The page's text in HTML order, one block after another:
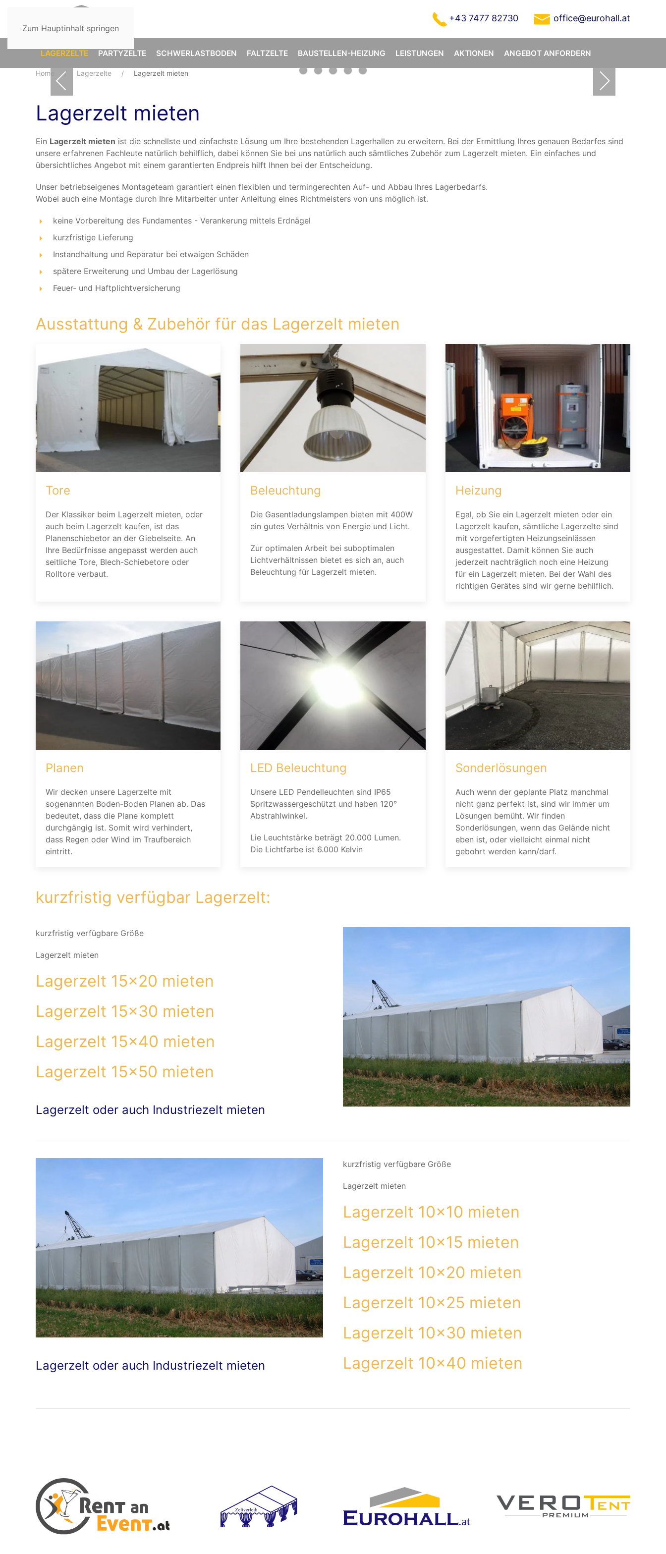
Zum Hauptinhalt springen
+43 7477 82730 office@eurohall.at
LAGERZELTE PARTYZELTE SCHWERLASTBODEN FALTZELTE BAUSTELLEN-HEIZUNG LEISTUNGEN AKTIONEN ANGEBOT ANFORDERN
Home Lagerzelte Lagerzelt mieten Lagerzelt mieten
Lagzelt Lademoeglichkeit
Lagerzelt Blechschiebetor
Lagerzelt
Lagerzelt mieten
Ein Lagerzelt mieten ist die schnellste und einfachste Lösung um Ihre bestehenden Lagerhallen zu erweitern. Bei der Ermittlung Ihres genauen Bedarfes sind
unsere erfahrenen Fachleute natürlich behilflich, dabei können Sie bei uns natürlich auch sämtliches Zubehör zum Lagerzelt mieten. Ein einfaches und
übersichtliches Angebot mit einem garantierten Endpreis hilft Ihnen bei der Entscheidung.
Unser betriebseigenes Montageteam garantiert einen flexiblen und termingerechten Auf- und Abbau Ihres Lagerbedarfs.
Wobei auch eine Montage durch Ihre Mitarbeiter unter Anleitung eines Richtmeisters von uns möglich ist.
keine Vorbereitung des Fundamentes - Verankerung mittels Erdnägel
kurzfristige Lieferung
Instandhaltung und Reparatur bei etwaigen Schäden
spätere Erweiterung und Umbau der Lagerlösung
Feuer- und Haftplichtversicherung
Ausstattung & Zubehör für das Lagerzelt mieten
Tore
Der Klassiker beim Lagerzelt mieten, oder
auch beim Lagerzelt kaufen, ist das
Planenschiebetor an der Giebelseite. An
Ihre Bedürfnisse angepasst werden auch
seitliche Tore, Blech-Schiebetore oder
Rolltore verbaut.
Beleuchtung
Die Gasentladungslampen bieten mit 400W
ein gutes Verhältnis von Energie und Licht.
Zur optimalen Arbeit bei suboptimalen
Lichtverhältnissen bietet es sich an, auch
Beleuchtung für Lagerzelt mieten.
Heizung
Egal, ob Sie ein Lagerzelt mieten oder ein
Lagerzelt kaufen, sämtliche Lagerzelte sind
mit vorgefertigten Heizungseinlässen
ausgestattet. Damit können Sie auch
jederzeit nachträglich noch eine Heizung
für ein Lagerzelt mieten. Bei der Wahl des
richtigen Gerätes sind wir gerne behilflich.
Planen
Wir decken unsere Lagerzelte mit
sogenannten Boden-Boden Planen ab. Das
bedeutet, dass die Plane komplett
durchgängig ist. Somit wird verhindert,
dass Regen oder Wind im Traufbereich
eintritt.
LED Beleuchtung
Unsere LED Pendelleuchten sind IP65
Spritzwassergeschützt und haben 120°
Abstrahlwinkel.
Lie Leuchtstärke beträgt 20.000 Lumen.
Die Lichtfarbe ist 6.000 Kelvin
Sonderlösungen
Auch wenn der geplante Platz manchmal
nicht ganz perfekt ist, sind wir immer um
Lösungen bemüht. Wir finden
Sonderlösungen, wenn das Gelände nicht
eben ist, oder vielleicht einmal nicht
gebohrt werden kann/darf.
kurzfristig verfügbar Lagerzelt:
kurzfristig verfügbare Größe
Lagerzelt mieten
Lagerzelt 15x20 mieten
Lagerzelt 15x30 mieten
Lagerzelt 15x40 mieten
Lagerzelt 15x50 mieten
Lagerzelt oder auch Industriezelt mieten
Lagerzelt oder auch Industriezelt mieten
kurzfristig verfügbare Größe
Lagerzelt mieten
Lagerzelt 10x10 mieten
Lagerzelt 10x15 mieten
Lagerzelt 10x20 mieten
Lagerzelt 10x25 mieten
Lagerzelt 10x30 mieten
Lagerzelt 10x40 mieten